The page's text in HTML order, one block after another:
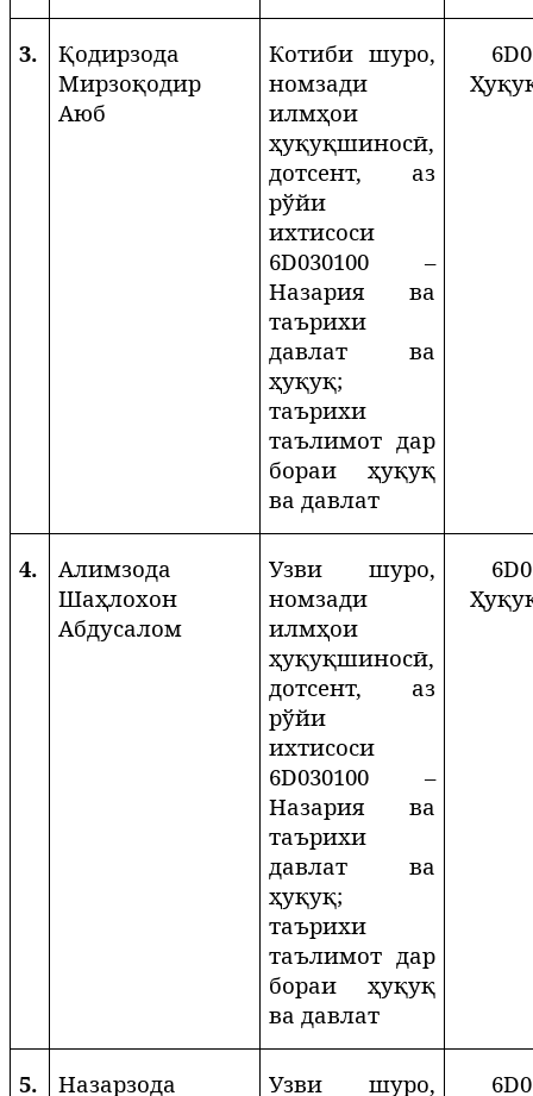
3.
Қодирзода
Мирзоқодир
Аюб
Котиби шуро,
номзади
илмҳои
ҳуқуқшиносӣ,
дотсент, аз
рўйи
ихтисоси
6D030100 –
Назария ва
таърихи
давлат ва
ҳуқуқ;
таърихи
таълимот дар
бораи ҳуқуқ
ва давлат
6D
4.
Алимзода
Шаҳлохон
Абдусалом
Узви шуро,
номзади
илмҳои
ҳуқуқшиносӣ,
дотсент, аз
рўйи
ихтисоси
6D030100 –
Назария ва
таърихи
давлат ва
ҳуқуқ;
таърихи
таълимот дар
бораи ҳуқуқ
ва давлат
6D
5. Назарзода Узви шуро, 6D